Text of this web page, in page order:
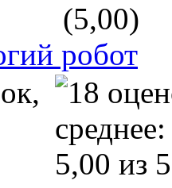
(5,00)
робот